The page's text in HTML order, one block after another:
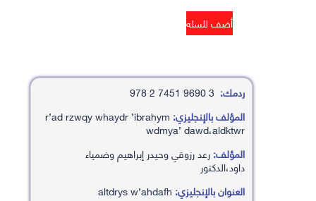
ردمك:
المؤلف بالإنجليزي: r’ad rzwqy whaydr ’ibrahym
wdmya’ dawd،aldktwr
المؤلف:رعد رزوقي وحيدر إبراهيم وضمياء
داود،الدكتور
العنوان بالإنجليزي: